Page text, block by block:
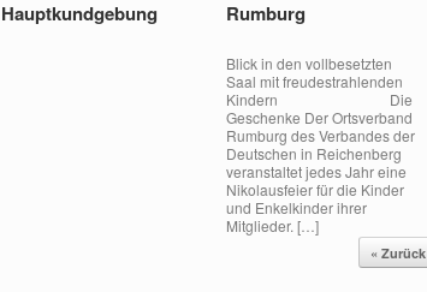
Hauptkundgebung
Rumburg
Blick in den vollbesetzten
Saal mit freudestrahlenden
Kindern Die
Geschenke Der Ortsverband
Rumburg des Verbandes der
Deutschen in Reichenberg
veranstaltet jedes Jahr eine
Nikolausfeier für die Kinder
und Enkelkinder ihrer
Mitglieder. […]
« Zurück